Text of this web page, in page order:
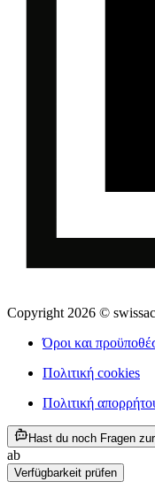
Copyright 2026 ©
Όροι και
Πολιτική cookies
Πολιτική
Hast du noch Fragen
ab
Verfügbarkeit prüfen